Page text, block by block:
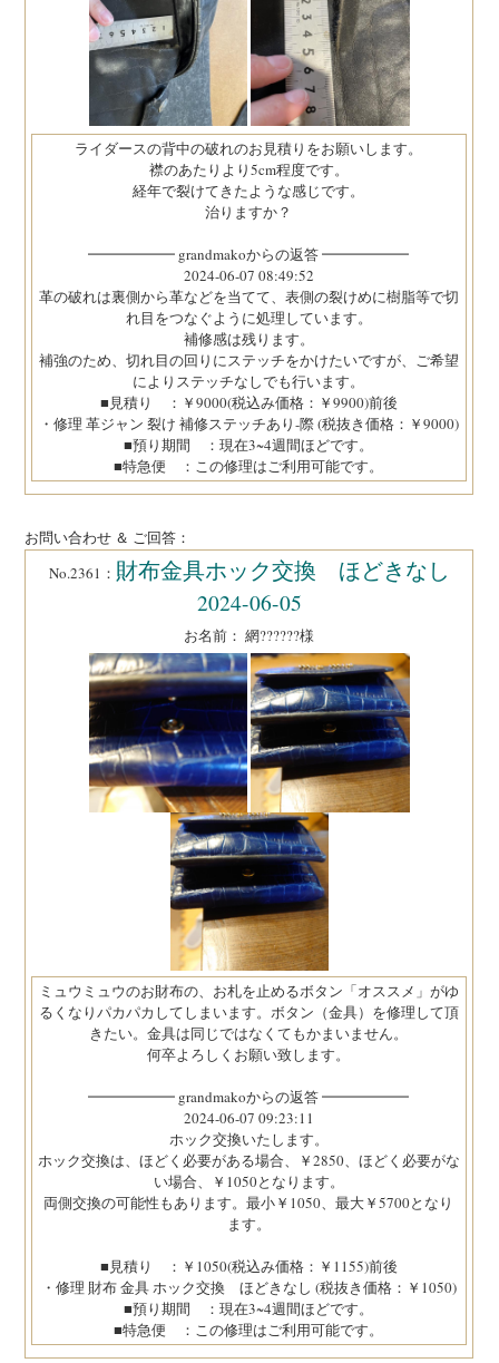
ライダースの背中の破れのお見積りをお願いします。
襟のあたりより5cm程度です。
経年で裂けてきたような感じです。
治りますか？
━━━━━━ grandmakoからの返答 ━━━━━━
2024-06-07 08:49:52
革の破れは裏側から革などを当てて、表側の裂けめに樹脂等で切
れ目をつなぐように処理しています。
補修感は残ります。
補強のため、切れ目の回りにステッチをかけたいですが、ご希望
によりステッチなしでも行います。
■見積り ：￥9000(税込み価格：￥9900)前後
・修理 革ジャン 裂け 補修ステッチあり-際 (税抜き価格：￥9000)
■預り期間 ：現在3~4週間ほどです。
■特急便 ：この修理はご利用可能です。
お問い合わせ ＆ ご回答：
No.2361： 財布金具ホック交換 ほどきなし
2024-06-05
お名前： 網??????様
ミュウミュウのお財布の、お札を止めるボタン「オススメ」がゆ
るくなりパカパカしてしまいます。ボタン（金具）を修理して頂
きたい。金具は同じではなくてもかまいません。
何卒よろしくお願い致します。
━━━━━━ grandmakoからの返答 ━━━━━━
2024-06-07 09:23:11
ホック交換いたします。
ホック交換は、ほどく必要がある場合、￥2850、ほどく必要がな
い場合、￥1050となります。
両側交換の可能性もあります。最小￥1050、最大￥5700となり
ます。
■見積り ：￥1050(税込み価格：￥1155)前後
・修理 財布 金具 ホック交換 ほどきなし (税抜き価格：￥1050)
■預り期間 ：現在3~4週間ほどです。
■特急便 ：この修理はご利用可能です。